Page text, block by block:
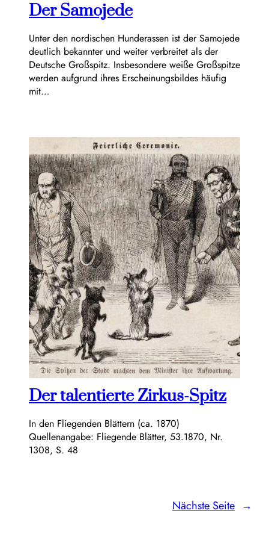
Der Samojede
Unter den nordischen Hunderassen ist der Samojede
deutlich bekannter und weiter verbreitet als der
Deutsche Großspitz. Insbesondere weiße Großspitze
werden aufgrund ihres Erscheinungsbildes häufig
mit…
Der talentierte Zirkus-Spitz
In den Fliegenden Blättern (ca. 1870)
Quellenangabe: Fliegende Blätter, 53.1870, Nr.
1308, S. 48
Nächste Seite →